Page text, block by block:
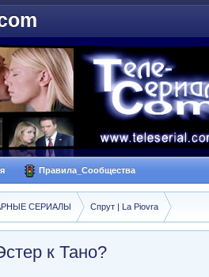
Правила_Сообщества
СЕРИАЛЫ Спрут | La Piovra
к Тано?